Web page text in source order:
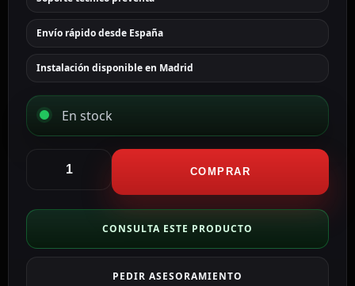
Envío rápido desde España
Instalación disponible en Madrid
En stock
Cámara
IP
gama
Value
COMPRAR
CONSULTA ESTE PRODUCTO
PEDIR ASESORAMIENTO